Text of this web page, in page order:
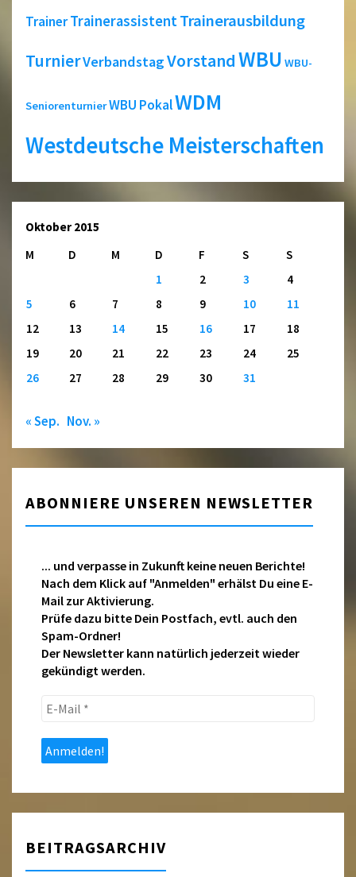
TrainerTrainerassistentTrainerausbildung
TurnierVerbandstagVorstandWBU WBU-
SeniorenturnierWBU PokalWDM
Westdeutsche Meisterschaften
Oktober 2015
M
D M D F S
S
1
2 3
4
5
6 7 8 9 10
11
12
13 14 15 16 17
18
19
20 21 22 23 24
25
26
27 28 29 30 31
« Sep. Nov. »
ABONNIERE UNSEREN NEWSLETTER
... und verpasse in Zukunft keine neuen Berichte!
Nach dem Klick auf "Anmelden" erhälst Du eine E-
Mail zur Aktivierung.
Prüfe dazu bitte Dein Postfach, evtl. auch den
Spam-Ordner!
Der Newsletter kann natürlich jederzeit wieder
gekündigt werden.
E-
*
BEITRAGSARCHIV